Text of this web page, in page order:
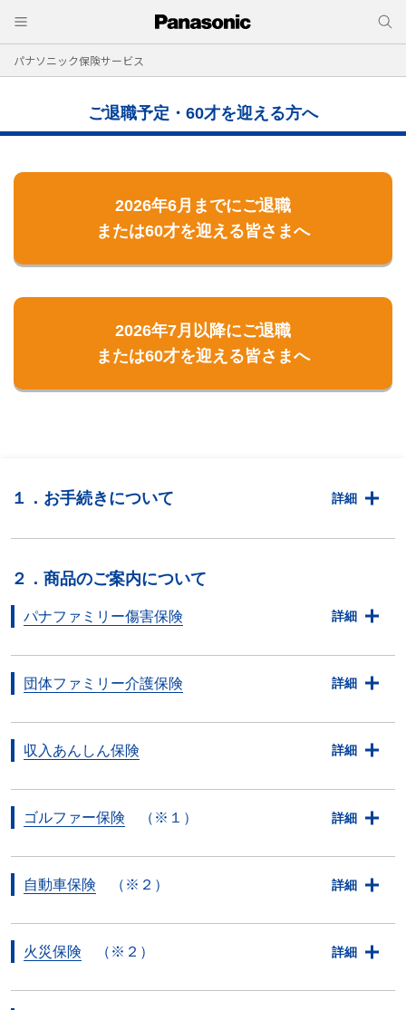
パナソニック保険サービス
ご退職予定・60才を迎える方へ
2026年6月までにご退職
または60才を迎える皆さまへ
2026年7月以降にご退職
または60才を迎える皆さまへ
１．お手続きについて 詳細
２．商品のご案内について
パナファミリー傷害保険 詳細
団体ファミリー介護保険 詳細
収入あんしん保険 詳細
ゴルファー保険 （※１） 詳細
自動車保険 （※２） 詳細
火災保険 （※２） 詳細